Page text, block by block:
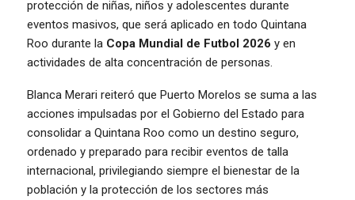
protección de niñas, niños y adolescentes durante
eventos masivos, que será aplicado en todo Quintana
Roo durante la Copa Mundial de Futbol 2026 y en
actividades de alta concentración de personas.
Blanca Merari reiteró que Puerto Morelos se suma a las
acciones impulsadas por el Gobierno del Estado para
consolidar a Quintana Roo como un destino seguro,
ordenado y preparado para recibir eventos de talla
internacional, privilegiando siempre el bienestar de la
población y la protección de los sectores más